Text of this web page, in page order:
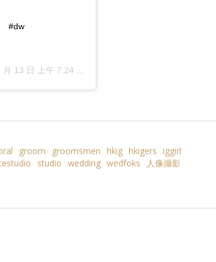
#dw
月 13 日 上午 7:24
groom groomsmen hkig hkigers iggirl
studio wedding wedfoks
人像攝影